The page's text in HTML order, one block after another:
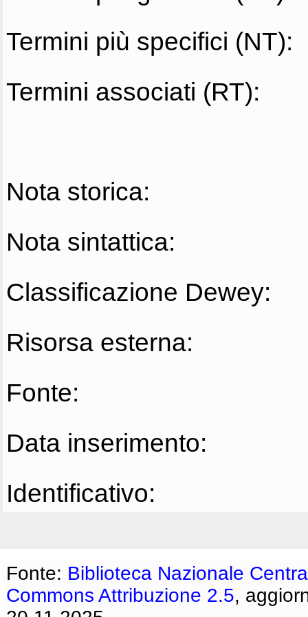
Termini più specifici (NT):
Termini associati (RT):
Nota storica:
Nota sintattica:
Classificazione Dewey:
Risorsa esterna:
Fonte:
Data inserimento:
Identificativo:
Fonte: Biblioteca Nazionale
Commons Attribuzione 2.5,